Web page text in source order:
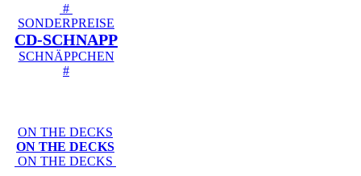
#
SONDERPREISE
CD-SCHNAPP
SCHNÄPPCHEN
#
ON THE DECKS
ON THE DECKS
ON THE DECKS